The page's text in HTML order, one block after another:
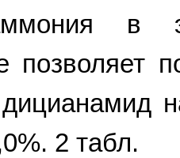
в
позволяет
2 табл.